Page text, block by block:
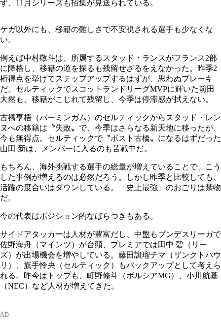
ず、11月シリーズも招集が見送られている。
ケガ以外にも、移籍の難しさで不安視される選手も少なくな
い。
例えば中村敬斗は、所属するスタッド・ランスがフランス2部
に降格し、移籍の道を探るも残留せざるをえなかった。昨季2
桁得点を挙げてステップアップするはずが、思わぬブレーキ
だ。セルティックでスコットランドリーグMVPに輝いた前田
大然も、移籍がこじれて残留し、今季は停滞感が拭えない。
古橋亨梧（バーミンガム）のセルティックからスタッド・レン
ヌへの移籍は〝失敗〟で、今季はさらなる新天地に移ったが、
今も無得点。セルティックで〝ポスト古橋〟になるはずだった
山田 新は、メンバーに入るのも苦戦中だ。
もちろん、海外挑戦する選手の総量が増えていることで、こう
した事例が増えるのは必然だろう。しかし昨季と比較しても、
活躍の度合いはダウンしている。「史上最強」のおごりは禁物
だ。
今の代表はポジション的なばらつきもある。
サイドアタッカーは人材が豊富だし、中盤もブンデスリーガで
佐野海舟（マインツ）が台頭、プレミアでは田中 碧（リー
ズ）が出場機会を増やしている。藤田譲瑠チマ（ザンクトパウ
リ）、旗手怜央（セルティック）もバックアップとして考えら
れる。昨今はトップも、町野修斗（ボルシアMG）、小川航基
（NEC）など人材が増えてきた。